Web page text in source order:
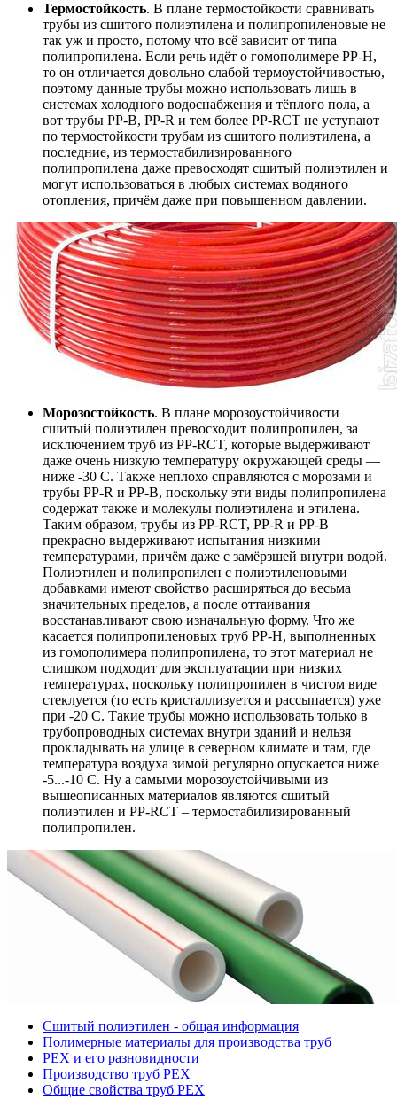
Термостойкость. В плане термостойкости сравнивать
трубы из сшитого полиэтилена и полипропиленовые не
так уж и просто, потому что всё зависит от типа
полипропилена. Если речь идёт о гомополимере PP-H,
то он отличается довольно слабой термоустойчивостью,
поэтому данные трубы можно использовать лишь в
системах холодного водоснабжения и тёплого пола, а
вот трубы PP-B, PP-R и тем более PP-RCT не уступают
по термостойкости трубам из сшитого полиэтилена, а
последние, из термостабилизированного
полипропилена даже превосходят сшитый полиэтилен и
могут использоваться в любых системах водяного
отопления, причём даже при повышенном давлении.
Морозостойкость. В плане морозоустойчивости
сшитый полиэтилен превосходит полипропилен, за
исключением труб из PP-RCT, которые выдерживают
даже очень низкую температуру окружающей среды —
ниже -30 С. Также неплохо справляются с морозами и
трубы PP-R и PP-B, поскольку эти виды полипропилена
содержат также и молекулы полиэтилена и этилена.
Таким образом, трубы из PP-RCT, PP-R и PP-B
прекрасно выдерживают испытания низкими
температурами, причём даже с замёрзшей внутри водой.
Полиэтилен и полипропилен с полиэтиленовыми
добавками имеют свойство расширяться до весьма
значительных пределов, а после оттаивания
восстанавливают свою изначальную форму. Что же
касается полипропиленовых труб PP-H, выполненных
из гомополимера полипропилена, то этот материал не
слишком подходит для эксплуатации при низких
температурах, поскольку полипропилен в чистом виде
стеклуется (то есть кристаллизуется и рассыпается) уже
при -20 С. Такие трубы можно использовать только в
трубопроводных системах внутри зданий и нельзя
прокладывать на улице в северном климате и там, где
температура воздуха зимой регулярно опускается ниже
-5...-10 С. Ну а самыми морозоустойчивыми из
вышеописанных материалов являются сшитый
полиэтилен и PP-RCT – термостабилизированный
полипропилен.
Сшитый полиэтилен - общая информация
Полимерные материалы для производства труб
PEX и его разновидности
Производство труб PEX
Общие свойства труб PEX